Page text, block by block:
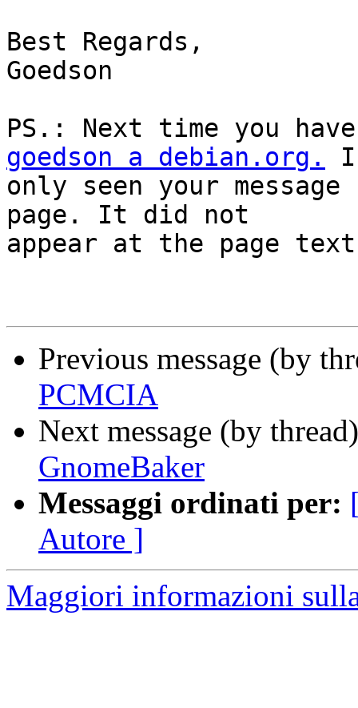
Best Regards,
Goedson
goedson a debian.org.
only seen your
page. It did not
appear at the page
Previous message (by
PCMCIA
Next message (by
GnomeBaker
Messaggi ordinati per:
Autore ]
Maggiori informazioni